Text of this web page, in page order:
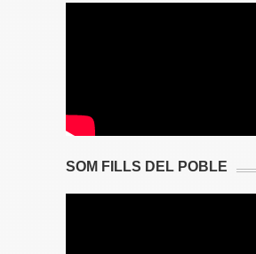
SOM FILLS DEL POBLE